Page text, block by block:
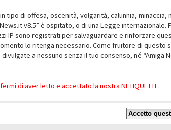
tipo di offesa, oscenità, volgarità, calunnia,
v8.5” è ospitato, o di una Legge
IP sono registrati per salvaguardare e rinforzare
lo ritenga necessario. Come fruitore di
a nessuno senza il tuo consenso, né
di aver letto e accettato la nostra NETIQUETTE.